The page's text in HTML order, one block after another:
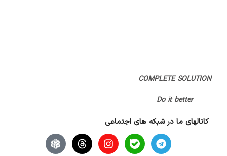
COMPLETE SOLUTION
Do it better
کانالهای ما در شبکه های اجتماعی